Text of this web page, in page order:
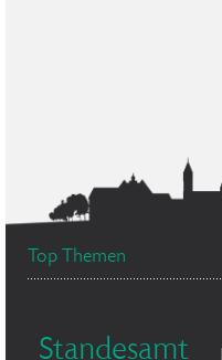
Top Themen
Standesamt